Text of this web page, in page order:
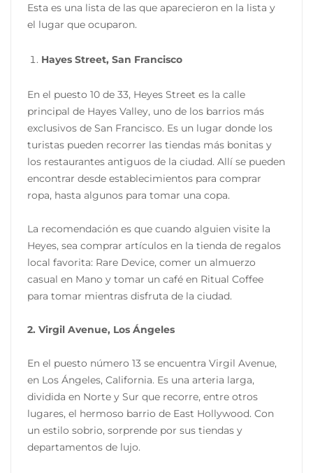
Esta es una lista de las que aparecieron en la lista y
el lugar que ocuparon.
Hayes Street, San Francisco
En el puesto 10 de 33, Heyes Street es la calle
principal de Hayes Valley, uno de los barrios más
exclusivos de San Francisco. Es un lugar donde los
turistas pueden recorrer las tiendas más bonitas y
los restaurantes antiguos de la ciudad. Allí se pueden
encontrar desde establecimientos para comprar
ropa, hasta algunos para tomar una copa.
La recomendación es que cuando alguien visite la
Heyes, sea comprar artículos en la tienda de regalos
local favorita: Rare Device, comer un almuerzo
casual en Mano y tomar un café en Ritual Coffee
para tomar mientras disfruta de la ciudad.
2. Virgil Avenue, Los Ángeles
En el puesto número 13 se encuentra Virgil Avenue,
en Los Ángeles, California. Es una arteria larga,
dividida en Norte y Sur que recorre, entre otros
lugares, el hermoso barrio de East Hollywood. Con
un estilo sobrio, sorprende por sus tiendas y
departamentos de lujo.